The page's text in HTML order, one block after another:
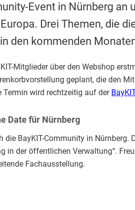
Event in Nürnberg an
Drei Themen, die
den kommenden
Mitglieder über den Webshop
geplant, die den
Termin wird rechtzeitig auf der
Date für Nürnberg
BayKIT-Community in Nürnberg.
in der öffentlichen Verwaltung“.
Fachausstellung.